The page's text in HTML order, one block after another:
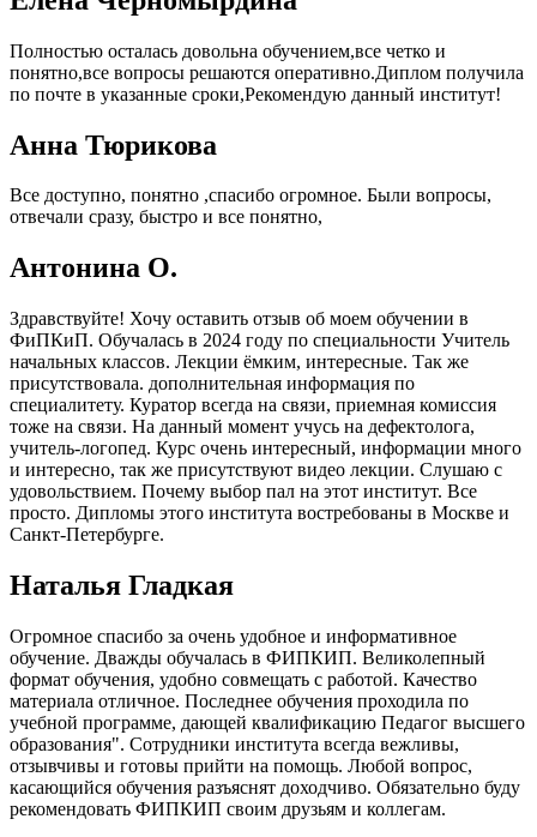
Полностью осталась довольна обучением,все четко и
понятно,все вопросы решаются оперативно.Диплом получила
по почте в указанные сроки,Рекомендую данный институт!
Анна Тюрикова
Все доступно, понятно ,спасибо огромное. Были вопросы,
отвечали сразу, быстро и все понятно,
Антонина О.
Здравствуйте! Хочу оставить отзыв об моем обучении в
ФиПКиП. Обучалась в 2024 году по специальности Учитель
начальных классов. Лекции ёмким, интересные. Так же
присутствовала. дополнительная информация по
специалитету. Куратор всегда на связи, приемная комиссия
тоже на связи. На данный момент учусь на дефектолога,
учитель-логопед. Курс очень интересный, информации много
и интересно, так же присутствуют видео лекции. Слушаю с
удовольствием. Почему выбор пал на этот институт. Все
просто. Дипломы этого института востребованы в Москве и
Санкт-Петербурге.
Наталья Гладкая
Огромное спасибо за очень удобное и информативное
обучение. Дважды обучалась в ФИПКИП. Великолепный
формат обучения, удобно совмещать с работой. Качество
материала отличное. Последнее обучения проходила по
учебной программе, дающей квалификацию Педагог высшего
образования". Сотрудники института всегда вежливы,
отзывчивы и готовы прийти на помощь. Любой вопрос,
касающийся обучения разъяснят доходчиво. Обязательно буду
рекомендовать ФИПКИП своим друзьям и коллегам.